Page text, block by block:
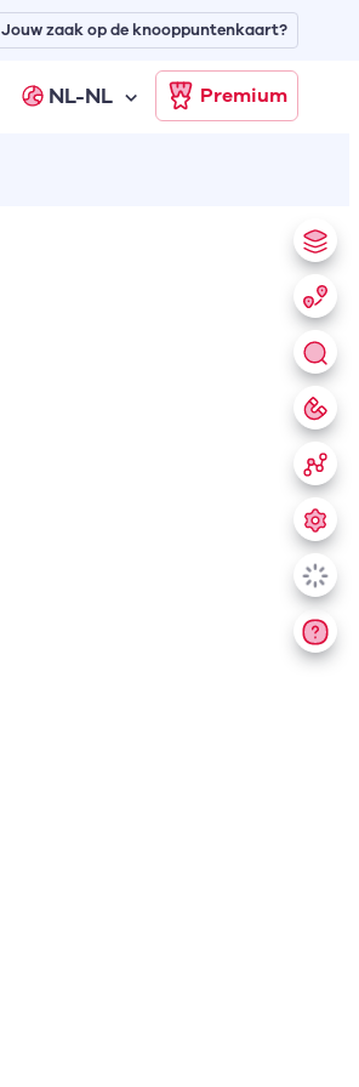
NL-NL Premium
Jouw zaak op de knooppuntenkaart?